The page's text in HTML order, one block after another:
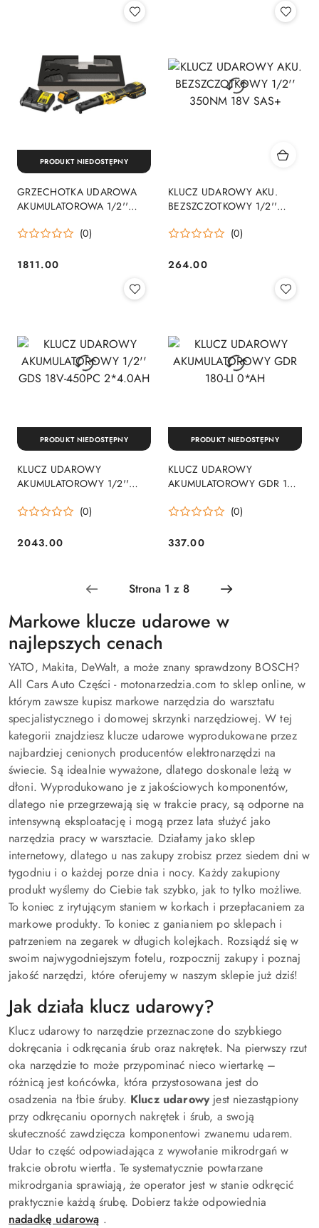
GRZECHOTKA UDAROWA
AKUMULATOROWA 1/2''
(0)
Cena:
1811.00
PRODUKT NIEDOSTĘPNY
KLUCZ UDAROWY AKU.
BEZSZCZOTKOWY 1/2''
(0)
Cena:
264.00
KLUCZ UDAROWY
AKUMULATOROWY 1/2''
(0)
Cena:
2043.00
PRODUKT NIEDOSTĘPNY
KLUCZ UDAROWY
AKUMULATOROWY GDR 180-
(0)
Cena:
337.00
PRODUKT NIEDOSTĘPNY
Markowe klucze udarowe w
najlepszych cenach
YATO, Makita, DeWalt, a może znany sprawdzony BOSCH?
All Cars Auto Części - motonarzedzia.com to sklep online, w
którym zawsze kupisz markowe narzędzia do warsztatu
specjalistycznego i domowej skrzynki narzędziowej. W tej
kategorii znajdziesz klucze udarowe wyprodukowane przez
najbardziej cenionych producentów elektronarzędzi na
świecie. Są idealnie wyważone, dlatego doskonale leżą w
dłoni. Wyprodukowano je z jakościowych komponentów,
dlatego nie przegrzewają się w trakcie pracy, są odporne na
intensywną eksploatację i mogą przez lata służyć jako
narzędzia pracy w warsztacie. Działamy jako sklep
internetowy, dlatego u nas zakupy zrobisz przez siedem dni w
tygodniu i o każdej porze dnia i nocy. Każdy zakupiony
produkt wyślemy do Ciebie tak szybko, jak to tylko możliwe.
To koniec z irytującym staniem w korkach i przepłacaniem za
markowe produkty. To koniec z ganianiem po sklepach i
patrzeniem na zegarek w długich kolejkach. Rozsiądź się w
swoim najwygodniejszym fotelu, rozpocznij zakupy i poznaj
jakość narzędzi, które oferujemy w naszym sklepie już dziś!
Jak działa klucz udarowy?
Klucz udarowy to narzędzie przeznaczone do szybkiego
dokręcania i odkręcania śrub oraz nakrętek. Na pierwszy rzut
oka narzędzie to może przypominać nieco wiertarkę –
różnicą jest końcówka, która przystosowana jest do
osadzenia na łbie śruby. Klucz udarowy jest niezastąpiony
przy odkręcaniu opornych nakrętek i śrub, a swoją
skuteczność zawdzięcza komponentowi zwanemu udarem.
Udar to część odpowiadająca z wywołanie mikrodrgań w
trakcie obrotu wiertła. Te systematycznie powtarzane
mikrodrgania sprawiają, że operator jest w stanie odkręcić
praktycznie każdą śrubę. Dobierz także odpowiednia
nadadkę udarową .